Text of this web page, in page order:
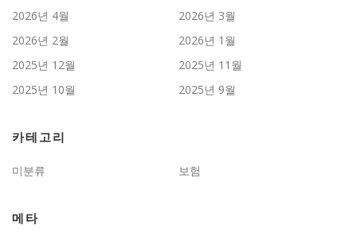
2026년 4월
2026년 3월
2026년 2월
2026년 1월
2025년 12월
2025년 11월
2025년 10월
2025년 9월
카테고리
미분류 보험
메타